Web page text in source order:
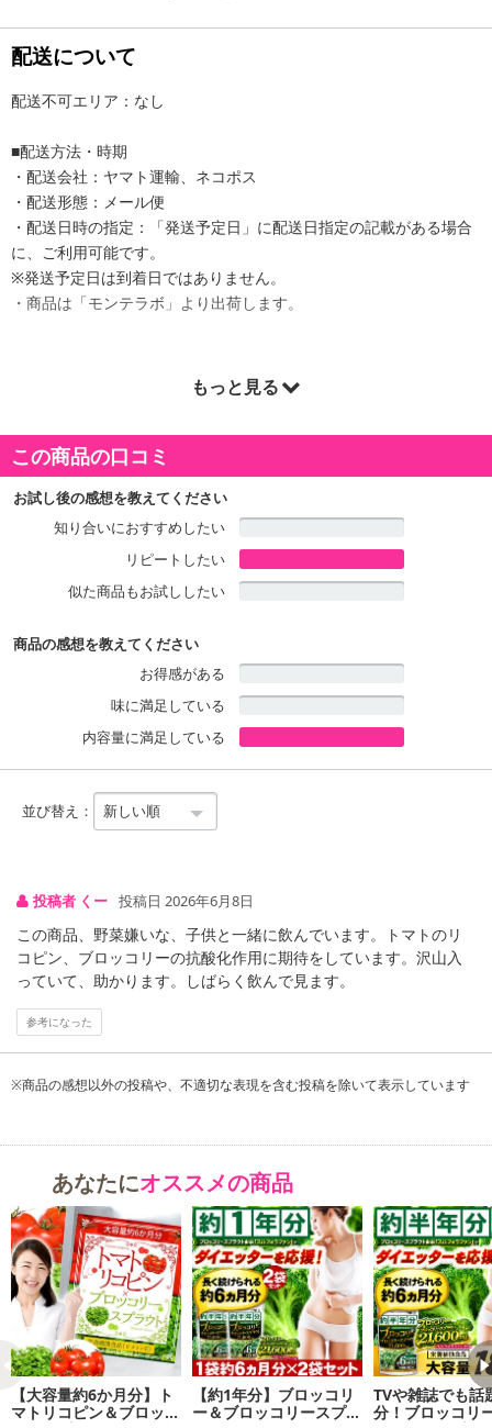
配送について
配送不可エリア：なし
■配送方法・時期
・配送会社：ヤマト運輸、ネコポス
・配送形態：メール便
・配送日時の指定：「発送予定日」に配送日指定の記載がある場合
に、ご利用可能です。
※発送予定日は到着日ではありません。
・商品は「モンテラボ」より出荷します。
【約1年分】トマトリコピン＆ブロッコリースプラウト(約6か月分/3
60粒)×2袋
最近何かと忙しい方や、飲む機会が多い方などにもオススメ♪
人気のトマトリコピン、ブロッコリースプラウトの両方が一緒に取
れるサプリメント♪
もっと見る
この商品の口コミ
お試し後の感想を教えてください
知り合いにおすすめしたい
リピートしたい
似た商品もお試ししたい
商品の感想を教えてください
お得感がある
味に満足している
内容量に満足している
並び替え：
投稿者 くー 投稿日 2026年6月8日
この商品、野菜嫌いな、子供と一緒に飲んでいます。トマトのリ
コピン、ブロッコリーの抗酸化作用に期待をしています。沢山入
っていて、助かります。しばらく飲んで見ます。
参考になった
※商品の感想以外の投稿や、不適切な表現を含む投稿を除いて表示しています
あなたにオススメの商品
【大容量約6か月分】ト
マトリコピン＆ブロッコ
【約1年分】ブロッコリ
ー＆ブロッコリースプラ
TVや雑誌でも話
分！ブロッコリ